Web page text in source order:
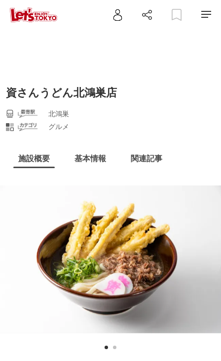
資さんうどん北鴻巣店
北鴻巣
グルメ
施設概要 基本情報 関連記事